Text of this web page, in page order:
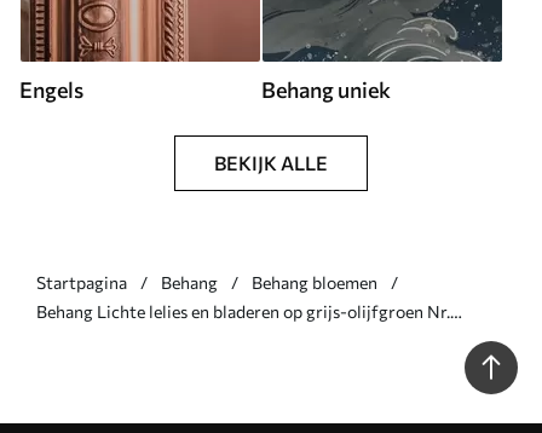
Engels Behang uniek
BEKIJK ALLE
Startpagina Behang
Behang bloemen
Behang Lichte lelies en bladeren op grijs-olijfgroen Nr.